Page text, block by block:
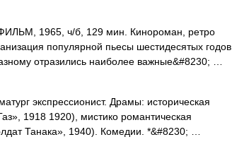
1965, ч/б, 129 мин. Кинороман, ретро
популярной пьесы шестидесятых годов
отразились наиболее важные&#8230; …
экспрессионист. Драмы: историческая
1918 1920), мистико романтическая
Танака», 1940). Комедии. *&#8230; …